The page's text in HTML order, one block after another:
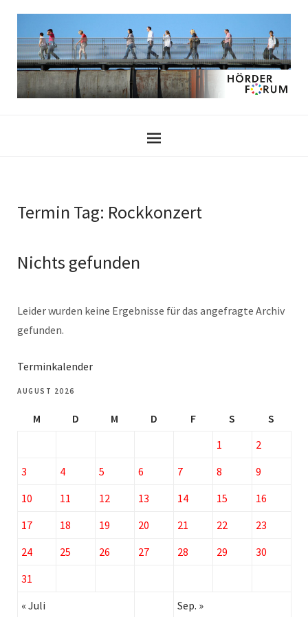
Termin Tag: Rockkonzert
Nichts gefunden
Leider wurden keine Ergebnisse für das angefragte Archiv
gefunden.
Terminkalender
AUGUST 2026
M D M D F S
S
1
2
3
4 5 6 7 8
9
10
11 12 13 14 15
16
17
18 19 20 21 22
23
24
25 26 27 28 29
30
31
« Juli
Sep. »